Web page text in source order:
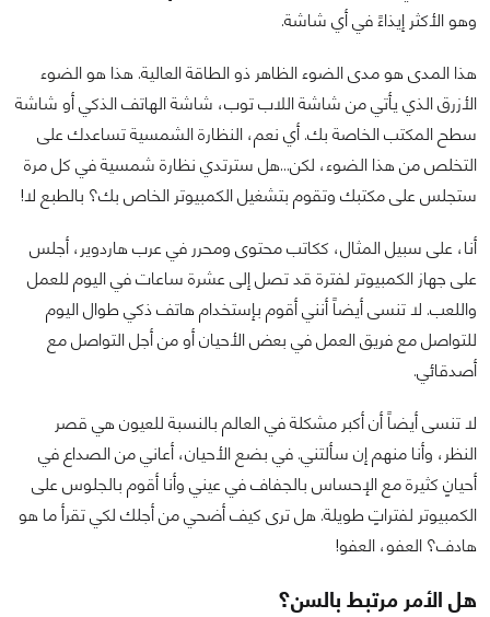
وهو الأكثر إيذاءً في أي شاشة.
هذا المدى هو مدى الضوء الظاهر ذو الطاقة العالية. هذا هو الضوء
الأزرق الذي يأتي من شاشة اللاب توب، شاشة الهاتف الذكي أو شاشة
سطح المكتب الخاصة بك. أي نعم، النظارة الشمسية تساعدك على
التخلص من هذا الضوء، لكن...هل سترتدي نظارة شمسية في كل مرة
ستجلس على مكتبك وتقوم بتشغيل الكمبيوتر الخاص بك؟ بالطبع لا!
أنا، على سبيل المثال، ككاتب محتوى ومحرر في عرب هاردوير، أجلس
على جهاز الكمبيوتر لفترة قد تصل إلى عشرة ساعات في اليوم للعمل
واللعب. لا تنسى أيضاً أنني أقوم بإستخدام هاتف ذكي طوال اليوم
للتواصل مع فريق العمل في بعض الأحيان أو من أجل التواصل مع
أصدقائي.
لا تنسى أيضاً أن أكبر مشكلة في العالم بالنسبة للعيون هي قصر
النظر، وأنا منهم إن سألتني. في بضع الأحيان، أعاني من الصداع في
أحيانٍ كثيرة مع الإحساس بالجفاف في عيني وأنا أقوم بالجلوس على
الكمبيوتر لفتراتٍ طويلة. هل ترى كيف أضحي من أجلك لكي تقرأ ما هو
هادف؟ العفو، العفو!
هل الأمر مرتبط بالسن؟